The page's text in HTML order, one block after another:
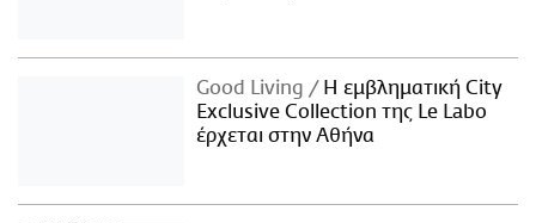
Good Living
Η εμβληματική City
Exclusive Collection της Le Labo
έρχεται στην Αθήνα